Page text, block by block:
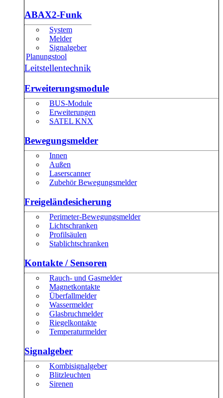
ABAX2-Funk
System
Melder
Signalgeber
Planungstool
Leitstellentechnik
Erweiterungsmodule
BUS-Module
Erweiterungen
SATEL KNX
Bewegungsmelder
Innen
Außen
Laserscanner
Zubehör Bewegungsmelder
Freigeländesicherung
Perimeter-Bewegungsmelder
Lichtschranken
Profilsäulen
Stablichtschranken
Kontakte / Sensoren
Rauch- und Gasmelder
Magnetkontakte
Überfallmelder
Wassermelder
Glasbruchmelder
Riegelkontakte
Temperaturmelder
Signalgeber
Kombisignalgeber
Blitzleuchten
Sirenen